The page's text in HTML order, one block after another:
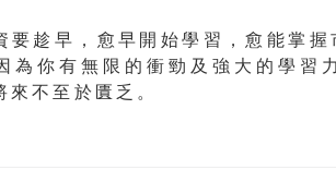
要趁早，愈早開始學習，愈能掌
為你有無限的衝勁及強大的學習
來不至於匱乏。